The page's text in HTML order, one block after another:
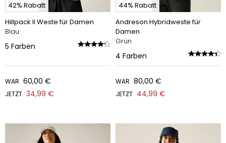
42% Rabatt
Hillpack II Weste für Damen
Blau
5 Farben
WAR 60,00 €
JETZT 34,99 €
44% Rabatt
Andreson Hybridweste für
Damen
Grün
4 Farben
WAR 80,00 €
JETZT 44,99 €